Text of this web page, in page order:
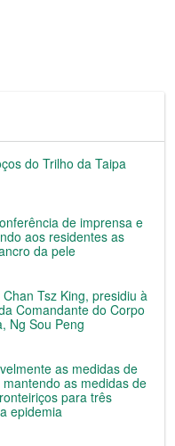
do Trilho da Taipa
de imprensa e
aos residentes as
da pele
Tsz King, presidiu à
Comandante do Corpo
Ng Sou Peng
as medidas de
as medidas de
para três
epidemia